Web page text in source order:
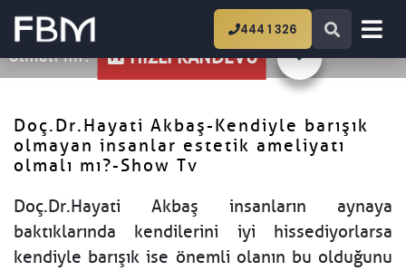
444 1 326
Doç.Dr.Hayati Akbaş-Kendiyle
barışık olmayan insanlar estetik ameliyatı
olmalı mı?-Show TvHIZLI RANDEVU
Doç.Dr.Hayati Akbaş-Kendiyle barışık
olmayan insanlar estetik ameliyatı
olmalı mı?-Show Tv
Doç.Dr.Hayati Akbaş insanların aynaya
baktıklarında kendilerini iyi hissediyorlarsa
kendiyle barışık ise önemli olanın bu olduğunu